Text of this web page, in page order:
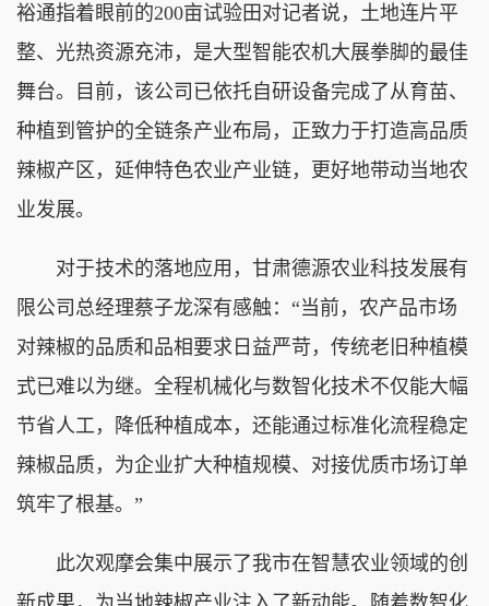
裕通指着眼前的200亩试验田对记者说，土地连片平
整、光热资源充沛，是大型智能农机大展拳脚的最佳
舞台。目前，该公司已依托自研设备完成了从育苗、
种植到管护的全链条产业布局，正致力于打造高品质
辣椒产区，延伸特色农业产业链，更好地带动当地农
业发展。
对于技术的落地应用，甘肃德源农业科技发展有
限公司总经理蔡子龙深有感触：“当前，农产品市场
对辣椒的品质和品相要求日益严苛，传统老旧种植模
式已难以为继。全程机械化与数智化技术不仅能大幅
节省人工，降低种植成本，还能通过标准化流程稳定
辣椒品质，为企业扩大种植规模、对接优质市场订单
筑牢了根基。”
此次观摩会集中展示了我市在智慧农业领域的创